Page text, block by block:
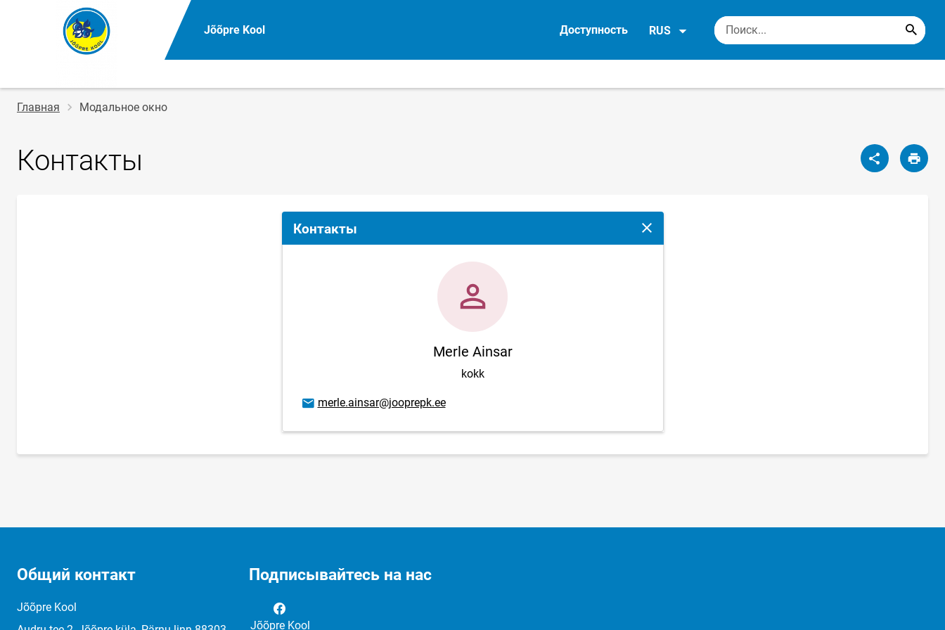
Jõõpre Kool Доступность RUS
Строка
Главная Модальное окно
Контакты
Контакты Закрыть модальное окно
Merle Ainsar
kokk
E-mail адрес
merle.ainsar@jooprepk.ee
Общий контакт
Jõõpre Kool
Подписывайтесь на нас
Jõõpre Kool